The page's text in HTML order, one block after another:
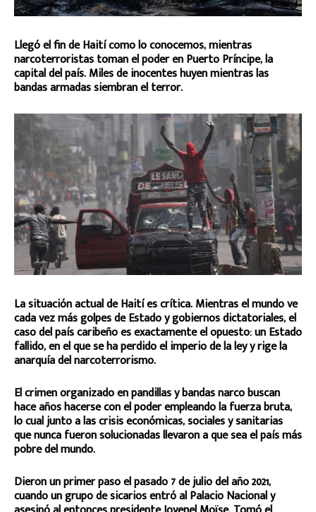
Llegó el fin de Haití como lo conocemos, mientras
narcoterroristas toman el poder en Puerto Príncipe, la
capital del país. Miles de inocentes huyen mientras las
bandas armadas siembran el terror.
La situación actual de Haití es crítica. Mientras el mundo ve
cada vez más golpes de Estado y gobiernos dictatoriales, el
caso del país caribeño es exactamente el opuesto: un Estado
fallido, en el que se ha perdido el imperio de la ley y rige la
anarquía del narcoterrorismo.
El crimen organizado en pandillas y bandas narco buscan
hace años hacerse con el poder empleando la fuerza bruta,
lo cual junto a las crisis económicas, sociales y sanitarias
que nunca fueron solucionadas llevaron a que sea el país más
pobre del mundo.
Dieron un primer paso el pasado 7 de julio del año 2021,
cuando un grupo de sicarios entró al Palacio Nacional y